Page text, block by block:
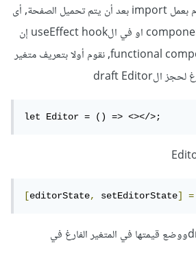
بشكل جيد , والحل أن تقوم بعمل import بعد أن يتم تحميل الصفحة, أى
في الدالة componentDidMount او في الuseEffect hook إن
كنت تستخدم الfunctional components, نقوم أولا بتعريف متغير
let Editor = () => <></>;
[editorState, setEditorState] =
بعدها نقوم بإستدعاء draftووضع قيمتها في المتغير الفارغ في